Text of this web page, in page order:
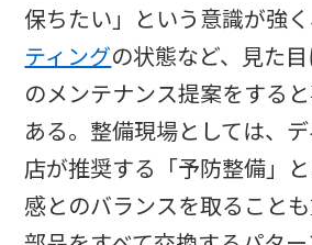
保ちたい」という意識が強
ティングの状態など、見た
のメンテナンス提案をする
ある。整備現場としては、
店が推奨する「予防整備」
感とのバランスを取ること